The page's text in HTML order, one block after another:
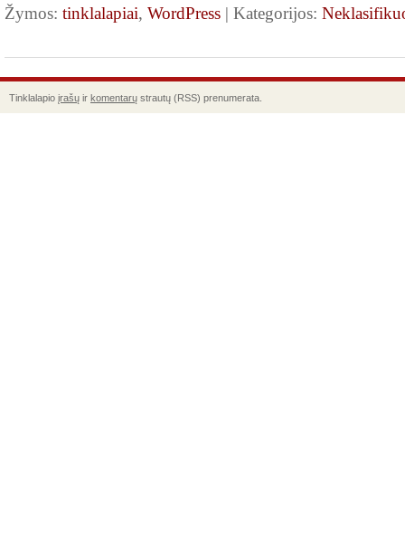
Žymos: tinklalapiai, WordPress | Kategorijos:
Tinklalapio įrašų ir komentarų strautų (RSS) prenumerata.